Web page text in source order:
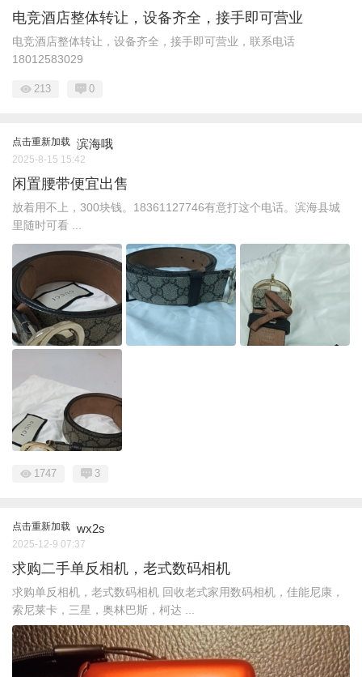
电竞酒店整体转让，设备齐全，接手即可营业
电竞酒店整体转让，设备齐全，接手即可营业，联系电话
18012583029
213 0
点击重新加载 滨海哦
2025-8-15 15:42
闲置腰带便宜出售
放着用不上，300块钱。18361127746有意打这个电话。滨海县城
里随时可看 ...
1747 3
点击重新加载 wx2s
2025-12-9 07:37
求购二手单反相机，老式数码相机
求购单反相机，老式数码相机 回收老式家用数码相机，佳能尼康，
索尼莱卡，三星，奥林巴斯，柯达 ...